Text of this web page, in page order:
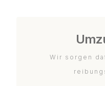
Wir sorgen